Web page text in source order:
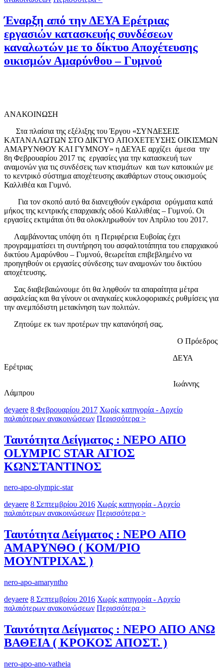
Έναρξη από την ΔΕΥΑ Ερέτριας
εργασιών κατασκευής συνδέσεων
καναλωτών με το δίκτυο Αποχέτευσης
οικισμών Αμαρύνθου – Γυμνού
ΑΝΑΚΟΙΝΩΣΗ
Στα πλαίσια της εξέλιξης του Έργου «ΣΥΝΔΕΣΕΙΣ
ΚΑΤΑΝΑΛΩΤΩΝ ΣΤΟ ΔΙΚΤΥΟ ΑΠΟΧΕΤΕΥΣΗΣ ΟΙΚΙΣΜΩΝ
ΑΜΑΡΥΝΘΟΥ ΚΑΙ ΓΥΜΝΟΥ» η ΔΕΥΑΕ αρχίζει άμεσα την
8η Φεβρουαρίου 2017 τις εργασίες για την κατασκευή των
αναμονών για τις συνδέσεις των κτισμάτων και των κατοικιών με
το κεντρικό σύστημα αποχέτευσης ακαθάρτων στους οικισμούς
Καλλιθέα και Γυμνό.
Για τον σκοπό αυτό θα διανειχθούν εγκάρσια ορύγματα κατά
μήκος της κεντρικής επαρχιακής οδού Καλλιθέας – Γυμνού. Οι
εργασίες εκτιμάται ότι θα ολοκληρωθούν τον Απρίλιο του 2017.
Λαμβάνοντας υπόψη ότι η Περιφέρεια Ευβοίας έχει
προγραμματίσει τη συντήρηση του ασφαλτοτάπητα του επαρχιακού
δικτύου Αμαρύνθου – Γυμνού, θεωρείται επιβεβλημένο να
προηγηθούν οι εργασίες σύνδεσης των αναμονών του δικτύου
αποχέτευσης.
Σας διαβεβαιώνουμε ότι θα ληφθούν τα απαραίτητα μέτρα
ασφαλείας και θα γίνουν οι αναγκαίες κυκλοφοριακές ρυθμίσεις για
την ανεμπόδιστη μετακίνηση των πολιτών.
Ζητούμε εκ των προτέρων την κατανόησή σας.
Ο Πρόεδρος
ΔΕΥΑ
Ερέτριας
Ιωάννης
Λάμπρου
deyaere 8 Φεβρουαρίου 2017 Χωρίς κατηγορία - Αρχείο
παλαιότερων ανακοινώσεων Περισσότερα >
Ταυτότητα Δείγματος : ΝΕΡΟ ΑΠΟ
OLYMPIC STAR ΑΓΙΟΣ
ΚΩΝΣΤΑΝΤΙΝΟΣ
nero-apo-olympic-star
deyaere 8 Σεπτεμβρίου 2016 Χωρίς κατηγορία - Αρχείο
παλαιότερων ανακοινώσεων Περισσότερα >
Ταυτότητα Δείγματος : ΝΕΡΟ ΑΠΟ
ΑΜΑΡΥΝΘΟ ( ΚΟΜ/ΡΙΟ
ΜΟΥΝΤΡΙΧΑΣ )
nero-apo-amaryntho
deyaere 8 Σεπτεμβρίου 2016 Χωρίς κατηγορία - Αρχείο
παλαιότερων ανακοινώσεων Περισσότερα >
Ταυτότητα Δείγματος : ΝΕΡΟ ΑΠΟ ΑΝΩ
ΒΑΘΕΙΑ ( ΚΡΟΚΟΣ ΑΠΟΣΤ. )
nero-apo-ano-vatheia